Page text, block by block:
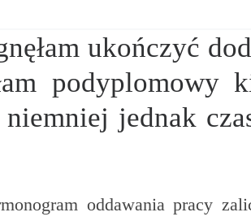
ukończyć
podyplomowy
jednak
oddawania pracy